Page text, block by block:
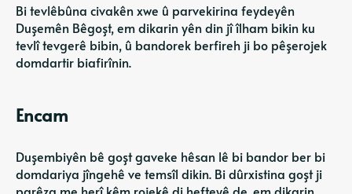
Bi tevlêbûna civakên xwe û parvekirina feydeyên
Duşemên Bêgoşt, em dikarin yên din jî îlham bikin ku
tevlî tevgerê bibin, û bandorek berfireh ji bo pêşerojek
domdartir biafirînin.
Encam
Duşembiyên bê goşt gaveke hêsan lê bi bandor ber bi
domdariya jîngehê ve temsîl dikin. Bi dûrxistina goşt ji